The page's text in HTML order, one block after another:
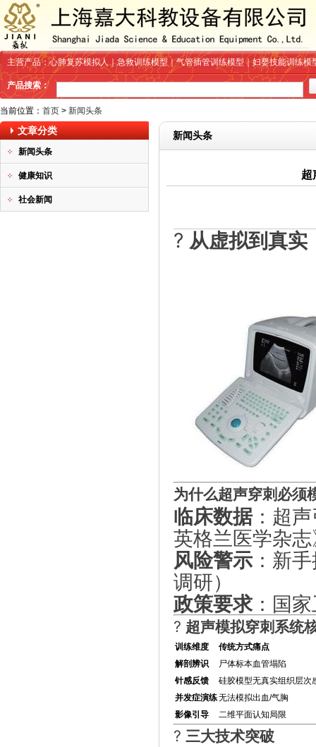
主营产品：心肺复苏模拟人｜急救训练模型｜气管插管训练模型｜妇婴技能训练模
产品搜索：
当前位置： 首页 > 新闻头条
新闻头条
超
? 从虚拟到真实
为什么超声穿刺必须
临床数据：超
英格兰医学杂
风险警示 ：新
调研）
政策要求：国
? 超声模拟穿刺系统
训练维度
传统方式痛点
解剖辨识
尸体标本血管塌陷
针感反馈
硅胶模型无真实组织层次
并发症演练无法模拟出血/气胸
影像引导
二维平面认知局限
?️ 三大技术突破
文章分类
新闻头条
健康知识
社会新闻